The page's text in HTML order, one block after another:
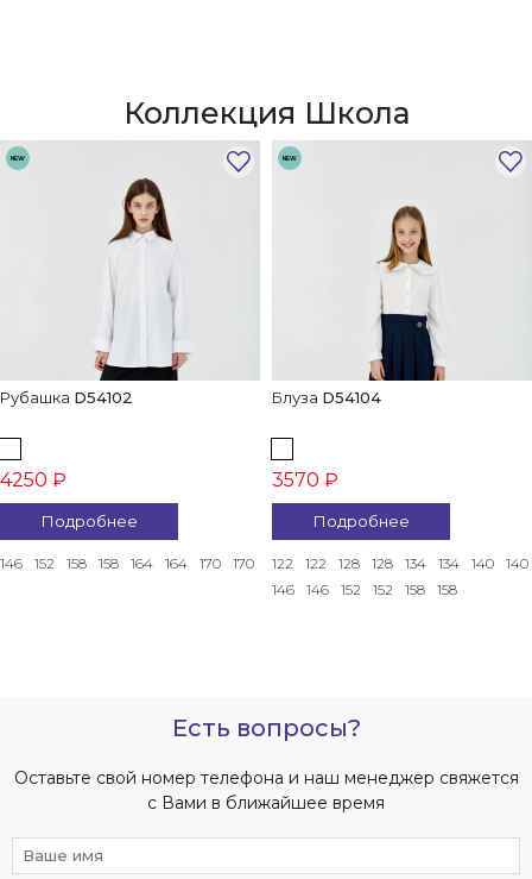
Коллекция Школа
NEW
Рубашка D54102
4250 ₽
Подробнее
146 152 158 158 164 164 170 170
NEW
Блуза D54104
3570 ₽
Подробнее
122 122 128 128 134 134 140
140
146
146 152 152 158 158
Есть вопросы?
Оставьте свой номер телефона и наш менеджер свяжется
с Вами в ближайшее время